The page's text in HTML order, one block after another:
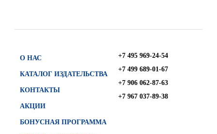
О НАС
КАТАЛОГ ИЗДАТЕЛЬСТВА
КОНТАКТЫ
АКЦИИ
БОНУСНАЯ ПРОГРАММА
+7 495 969-24-54
+7 499 689-01-67
+7 906 062-87-63
+7 967 037-89-38